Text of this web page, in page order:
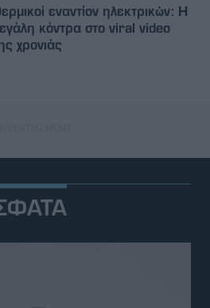
εναντίον ηλεκτρικών: Η
κόντρα στο viral video
χρονιάς